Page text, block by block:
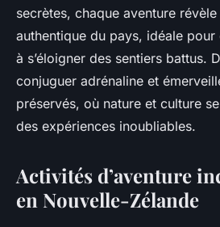
admin•17 octobre 2025•7 min de
secrètes, chaque aventure
authentique du pays, idéale
à s’éloigner des sentiers battus.
conjuguer adrénaline et
préservés, où nature et culture
des expériences inoubliables.
Activités d’aventure
en Nouvelle-Zélande